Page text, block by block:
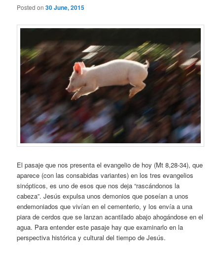
Posted on30 June, 2015
El pasaje que nos presenta el evangelio de hoy (Mt 8,28-34), que
aparece (con las consabidas variantes) en los tres evangelios
sinópticos, es uno de esos que nos deja “rascándonos la
cabeza”. Jesús expulsa unos demonios que poseían a unos
endemoniados que vivían en el cementerio, y los envía a una
piara de cerdos que se lanzan acantilado abajo ahogándose en el
agua. Para entender este pasaje hay que examinarlo en la
perspectiva histórica y cultural del tiempo de Jesús.